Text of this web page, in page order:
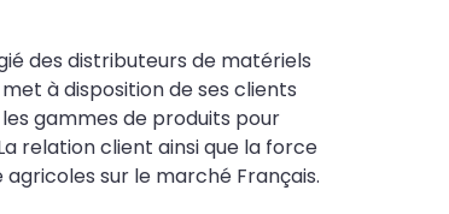
des distributeurs de matériels
à disposition de ses clients
gammes de produits pour
relation client ainsi que la force
sur le marché Français.